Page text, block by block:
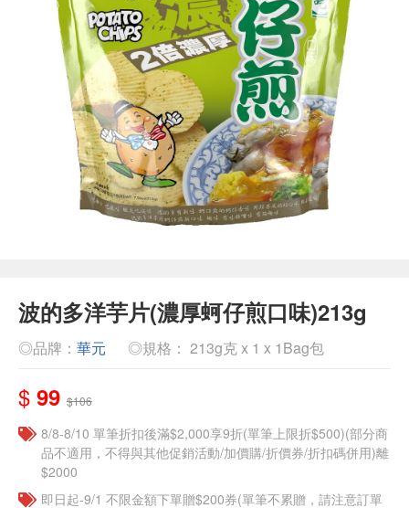
波的多洋芋片(濃厚蚵仔煎口味)213g
◎品牌： 華元 ◎規格： 213g克 x 1 x 1Bag包
$ 99 $106
8/8-8/10 單筆折扣後滿$2,000享9折(單筆上限折$500)(部分商
品不適用，不得與其他促銷活動/加價購/折價券/折扣碼併用)離
$2000
即日起-9/1 不限金額下單贈$200券(單筆不累贈，請注意訂單